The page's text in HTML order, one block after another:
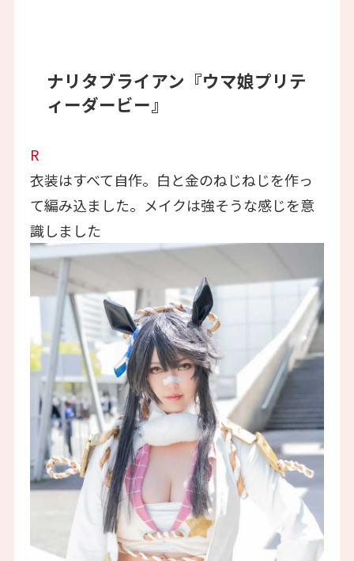
ナリタブライアン『ウマ娘プリテ
ィーダービー』
R
衣装はすべて自作。白と金のねじねじを作っ
て編み込ました。メイクは強そうな感じを意
識しました